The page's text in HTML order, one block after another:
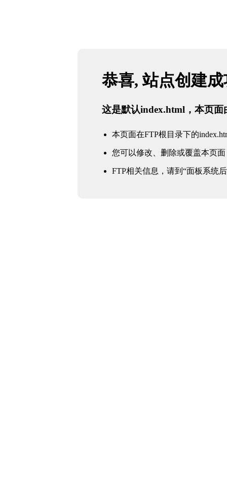
恭喜, 站点创建
这是默认index.html，本页面
本页面在FTP根目录下的
您可以修改、删除或覆盖本页面
FTP相关信息，请到“面板系统